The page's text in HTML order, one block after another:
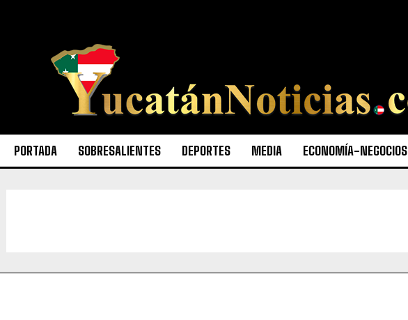
PORTADA SOBRESALIENTES DEPORTES MEDIA ECONOMÍA-NEGOCIOS